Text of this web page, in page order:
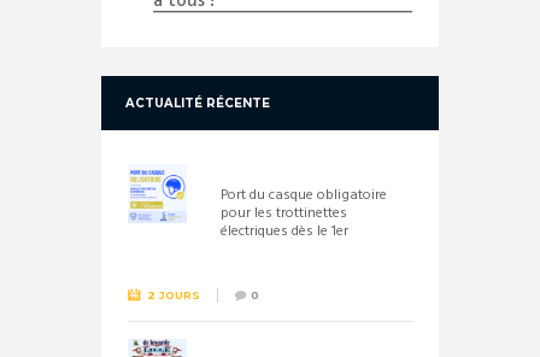
ACTUALITÉ RÉCENTE
Port du casque obligatoire
pour les trottinettes
électriques dès le 1er
2 JOURS 0